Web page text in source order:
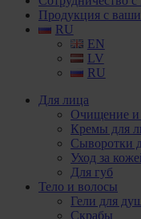
Продукция с
RU
EN
LV
RU
Для лица
Очищение и
Кремы для
Сыворотки
Уход за
Для губ
Тело и волосы
Гели для
Скрабы